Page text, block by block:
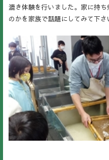
漉き体験を行いました。家に持
のかを家族で話題にしてみて下さ